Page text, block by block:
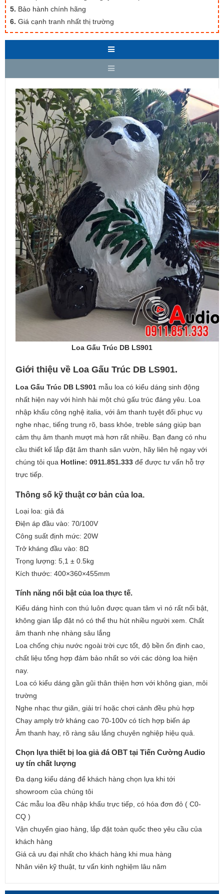
5. Bảo hành chính hãng
6. Giá cạnh tranh nhất thị trường
Loa Gấu Trúc DB LS901
Giới thiệu về Loa Gấu Trúc DB LS901.
Loa Gấu Trúc DB LS901 mẫu loa có kiểu dáng sinh động
nhất hiện nay với hình hài một chú gấu trúc đáng yêu. Loa
nhập khẩu công nghệ italia, với âm thanh tuyệt đối phục vụ
nghe nhạc, tiếng trung rõ, bass khỏe, treble sáng giúp bạn
cảm thụ âm thanh mượt mà hơn rất nhiều. Bạn đang có nhu
cầu thiết kế lắp đặt âm thanh sân vườn, hãy liên hệ ngay với
chúng tôi qua Hotline: 0911.851.333 để được tư vấn hỗ trợ
trực tiếp.
Thông số kỹ thuật cơ bản của loa.
Loại loa: giả đá
Điện áp đầu vào: 70/100V
Công suất định mức: 20W
Trở kháng đầu vào: 8Ω
Trọng lượng: 5,1 ± 0.5kg
Kích thước: 400×360×455mm
Tính năng nổi bật của loa thực tế.
Kiểu dáng hình con thú luôn được quan tâm vì nó rất nổi bật,
không gian lắp đặt nó có thể thu hút nhiều người xem. Chất
âm thanh nhẹ nhàng sâu lắng
Loa chống chịu nước ngoài trời cực tốt, độ bền ổn định cao,
chất liệu tổng hợp đảm bảo nhất so với các dòng loa hiện
nay.
Loa có kiểu dáng gần gũi thân thiện hơn với không gian, môi
trường
Nghe nhạc thư giãn, giải trí hoặc chơi cảnh đều phù hợp
Chạy amply trở kháng cao 70-100v có tích hợp biến áp
Âm thanh hay, rõ ràng sâu lắng chuyên nghiệp hiệu quả.
Chọn lựa thiết bị loa giả đá OBT tại Tiến Cường Audio
uy tín chất lượng
Đa dạng kiểu dáng để khách hàng chọn lựa khi tới
showroom của chúng tôi
Các mẫu loa đều nhập khẩu trực tiếp, có hóa đơn đỏ ( C0-
CQ )
Vận chuyển giao hàng, lắp đặt toàn quốc theo yêu cầu của
khách hàng
Giá cả ưu đại nhất cho khách hàng khi mua hàng
Nhân viên kỹ thuật, tư vấn kinh nghiệm lâu năm